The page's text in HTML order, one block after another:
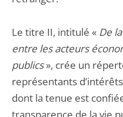
Le titre II, intitulé « De
entre les acteurs
publics», crée un
représentants
dont la tenue est